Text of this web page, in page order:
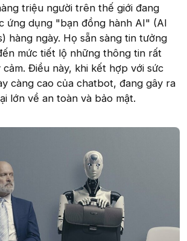
triệu người trên thế giới đang
ứng dụng "bạn đồng hành AI" (AI
hàng ngày. Họ sẵn sàng tin tưởng
mức tiết lộ những thông tin rất
Điều này, khi kết hợp với sức
càng cao của chatbot, đang gây ra
lớn về an toàn và bảo mật.